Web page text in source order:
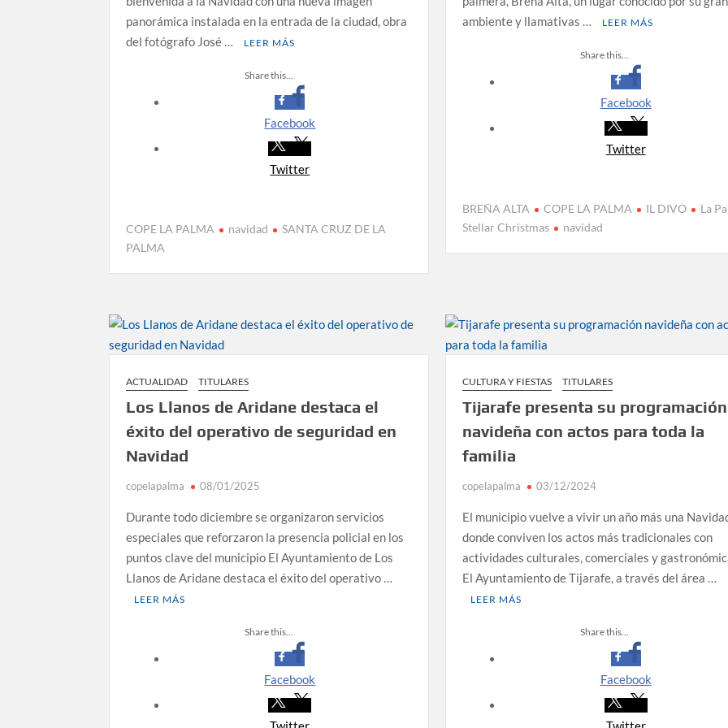
panorámica instalada en la entrada de la ciudad, obra
del fotógrafo José …
LEER MÁS
Share this...
Facebook
Twitter
COPE LA PALMA navidad
SANTA CRUZ DE LA
PALMA
ambiente y llamativas …
LEER MÁS
Share this...
Facebook
Twitter
BREÑA ALTA COPE LA PALMA IL DIVO
La
Stellar Christmas
navidad
ACTUALIDAD TITULARES
Los Llanos de Aridane destaca el
éxito del operativo de seguridad en
Navidad
copelapalma 08/01/2025
Durante todo diciembre se organizaron servicios
especiales que reforzaron la presencia policial en los
puntos clave del municipio El Ayuntamiento de Los
Llanos de Aridane destaca el éxito del operativo …
LEER MÁS
Share this...
Facebook
CULTURA Y FIESTAS TITULARES
Tijarafe presenta su programación
navideña con actos para toda la
familia
copelapalma 03/12/2024
El municipio vuelve a vivir un año más una
donde conviven los actos más tradicionales con
actividades culturales, comerciales y
El Ayuntamiento de Tijarafe, a través del área …
LEER MÁS
Share this...
Facebook